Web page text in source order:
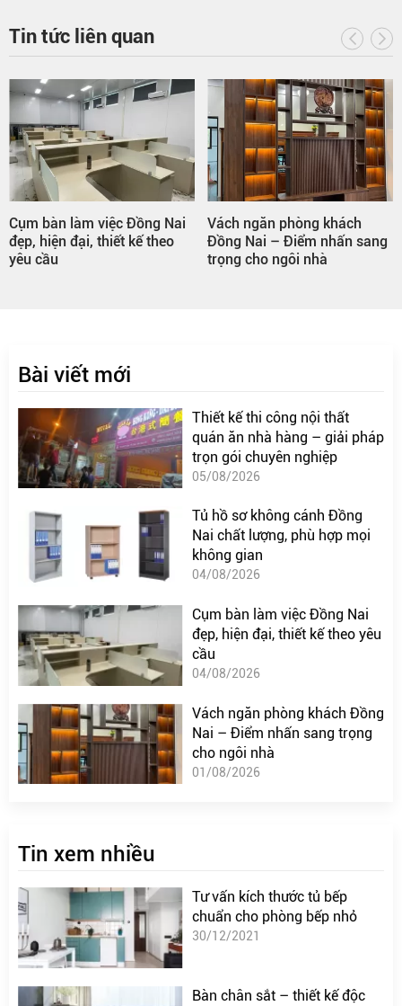
Tin tức liên quan
bàn làm việc Đồng Nai
hiện đại, thiết kế theo
cầu
Vách ngăn phòng khách
Đồng Nai – Điểm nhấn sang
trọng cho ngôi nhà
Bài viết mới
Thiết kế thi công nội thất
quán ăn nhà hàng – giải pháp
trọn gói chuyên nghiệp
05/08/2026
Tủ hồ sơ không cánh Đồng
Nai chất lượng, phù hợp mọi
không gian
04/08/2026
Cụm bàn làm việc Đồng Nai
đẹp, hiện đại, thiết kế theo yêu
cầu
04/08/2026
Vách ngăn phòng khách Đồng
Nai – Điểm nhấn sang trọng
cho ngôi nhà
01/08/2026
Tin xem nhiều
Tư vấn kích thước tủ bếp
chuẩn cho phòng bếp nhỏ
30/12/2021
Bàn chân sắt – thiết kế độc